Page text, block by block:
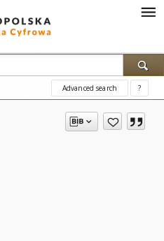
Advanced search ?